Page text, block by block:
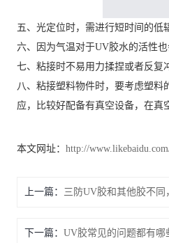
五、光定位时，需进行短时间的低
六、因为气温对于UV胶水的活性
七、粘接时不易用力揉捏或者反复
八、粘接塑料物件时，要考虑塑料
应，比较好配备有真空设备，在真
本文网址： http://
上一篇： 三防UV胶和其他胶不
下一篇： UV胶常见的问题都有哪